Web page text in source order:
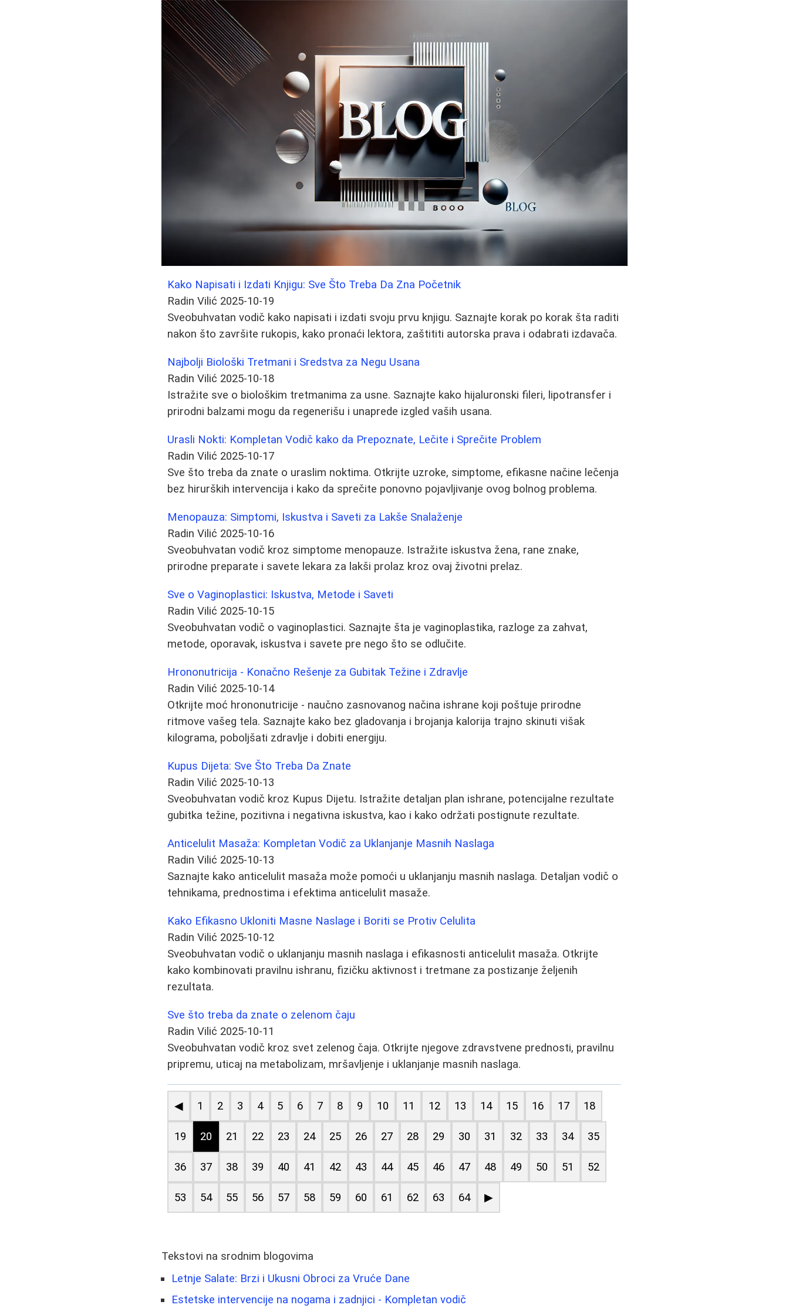
Kako Napisati i Izdati Knjigu: Sve Što Treba Da Zna Početnik
Radin Vilić 2025-10-19
Sveobuhvatan vodič kako napisati i izdati svoju prvu knjigu. Saznajte korak po korak šta raditi
nakon što završite rukopis, kako pronaći lektora, zaštititi autorska prava i odabrati izdavača.
Najbolji Biološki Tretmani i Sredstva za Negu Usana
Radin Vilić 2025-10-18
Istražite sve o biološkim tretmanima za usne. Saznajte kako hijaluronski fileri, lipotransfer i
prirodni balzami mogu da regenerišu i unaprede izgled vaših usana.
Urasli Nokti: Kompletan Vodič kako da Prepoznate, Lečite i Sprečite Problem
Radin Vilić 2025-10-17
Sve što treba da znate o uraslim noktima. Otkrijte uzroke, simptome, efikasne načine lečenja
bez hirurških intervencija i kako da sprečite ponovno pojavljivanje ovog bolnog problema.
Menopauza: Simptomi, Iskustva i Saveti za Lakše Snalaženje
Radin Vilić 2025-10-16
Sveobuhvatan vodič kroz simptome menopauze. Istražite iskustva žena, rane znake,
prirodne preparate i savete lekara za lakši prolaz kroz ovaj životni prelaz.
Sve o Vaginoplastici: Iskustva, Metode i Saveti
Radin Vilić 2025-10-15
Sveobuhvatan vodič o vaginoplastici. Saznajte šta je vaginoplastika, razloge za zahvat,
metode, oporavak, iskustva i savete pre nego što se odlučite.
Hrononutricija - Konačno Rešenje za Gubitak Težine i Zdravlje
Radin Vilić 2025-10-14
Otkrijte moć hrononutricije - naučno zasnovanog načina ishrane koji poštuje prirodne
ritmove vašeg tela. Saznajte kako bez gladovanja i brojanja kalorija trajno skinuti višak
kilograma, poboljšati zdravlje i dobiti energiju.
Kupus Dijeta: Sve Što Treba Da Znate
Radin Vilić 2025-10-13
Sveobuhvatan vodič kroz Kupus Dijetu. Istražite detaljan plan ishrane, potencijalne rezultate
gubitka težine, pozitivna i negativna iskustva, kao i kako održati postignute rezultate.
Anticelulit Masaža: Kompletan Vodič za Uklanjanje Masnih Naslaga
Radin Vilić 2025-10-13
Saznajte kako anticelulit masaža može pomoći u uklanjanju masnih naslaga. Detaljan vodič o
tehnikama, prednostima i efektima anticelulit masaže.
Kako Efikasno Ukloniti Masne Naslage i Boriti se Protiv Celulita
Radin Vilić 2025-10-12
Sveobuhvatan vodič o uklanjanju masnih naslaga i efikasnosti anticelulit masaža. Otkrijte
kako kombinovati pravilnu ishranu, fizičku aktivnost i tretmane za postizanje željenih
rezultata.
Sve što treba da znate o zelenom čaju
Radin Vilić 2025-10-11
Sveobuhvatan vodič kroz svet zelenog čaja. Otkrijte njegove zdravstvene prednosti, pravilnu
pripremu, uticaj na metabolizam, mršavljenje i uklanjanje masnih naslaga.
◀ 1 2 3 4 5 6 7 8 9 10 11 12 13 14 15 16 17 18
19 20 21 22 23 24 25 26 27 28 29 30 31 32 33 34 35
36 37 38 39 40 41 42 43 44 45 46 47 48 49 50 51 52
53 54 55 56 57 58 59 60 61 62 63 64 ▶
Tekstovi na srodnim blogovima
Letnje Salate: Brzi i Ukusni Obroci za Vruće Dane
Estetske intervencije na nogama i zadnjici - Kompletan vodič